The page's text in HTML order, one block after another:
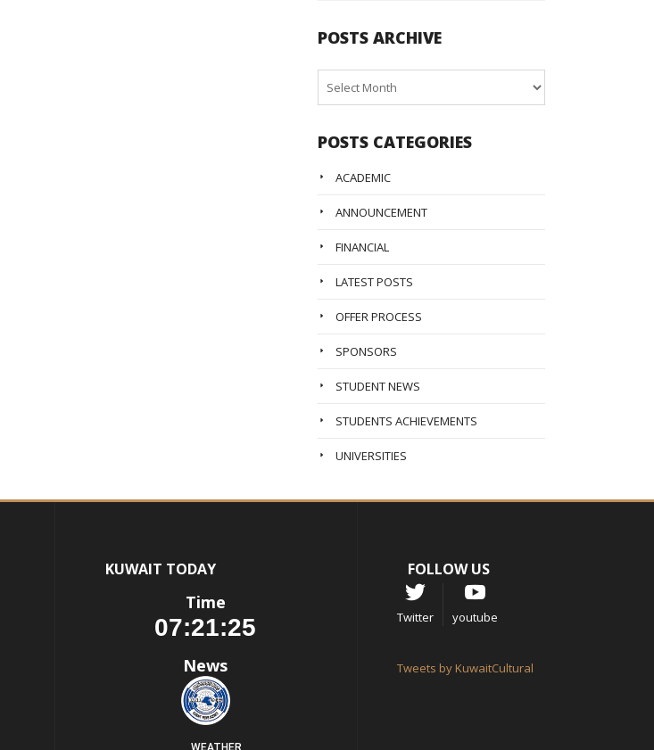
POSTS ARCHIVE
Archive
POSTS CATEGORIES
ACADEMIC
ANNOUNCEMENT
FINANCIAL
LATEST POSTS
OFFER PROCESS
SPONSORS
STUDENT NEWS
STUDENTS ACHIEVEMENTS
UNIVERSITIES
KUWAIT TODAY
Time
News
FOLLOW US
Twitter youtube
Tweets by KuwaitCultural